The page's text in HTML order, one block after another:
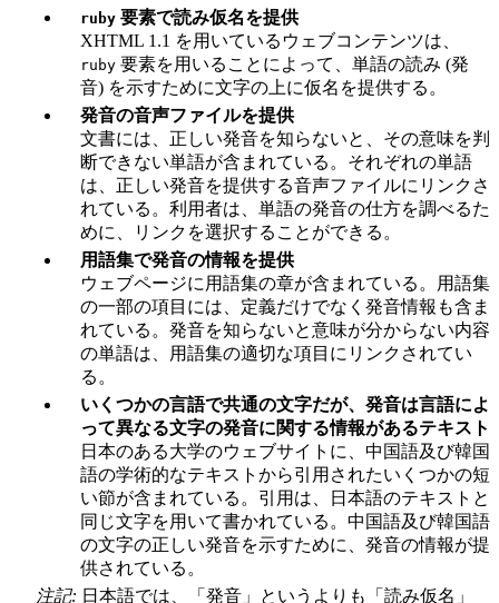
ruby 要素で読み仮名を提供
XHTML 1.1 を用いているウェブコンテンツは、
ruby 要素を用いることによって、単語の読み (発
音) を示すために文字の上に仮名を提供する。
発音の音声ファイルを提供
文書には、正しい発音を知らないと、その意味を判
断できない単語が含まれている。それぞれの単語
は、正しい発音を提供する音声ファイルにリンクさ
れている。利用者は、単語の発音の仕方を調べるた
めに、リンクを選択することができる。
用語集で発音の情報を提供
ウェブページに用語集の章が含まれている。用語集
の一部の項目には、定義だけでなく発音情報も含ま
れている。発音を知らないと意味が分からない内容
の単語は、用語集の適切な項目にリンクされてい
る。
いくつかの言語で共通の文字だが、発音は言語によ
って異なる文字の発音に関する情報があるテキスト
日本のある大学のウェブサイトに、中国語及び韓国
語の学術的なテキストから引用されたいくつかの短
い節が含まれている。引用は、日本語のテキストと
同じ文字を用いて書かれている。中国語及び韓国語
の文字の正しい発音を示すために、発音の情報が提
供されている。
注記: 日本語では、「発音」というよりも「読み仮名」